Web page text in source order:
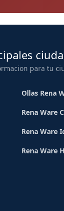
para tu
Ollas Rena
Rena Ware
Rena Ware
Rena Ware